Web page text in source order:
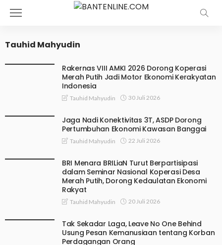
Tauhid Mahyudin
Rakernas VIII AMKI 2026 Dorong Koperasi
Merah Putih Jadi Motor Ekonomi Kerakyatan
Indonesia
Tauhid Mahyudin 30 Juli 2026
Jaga Nadi Konektivitas 3T, ASDP Dorong
Pertumbuhan Ekonomi Kawasan Banggai
Tauhid Mahyudin 22 Juli 2026
BRI Menara BRILiaN Turut Berpartisipasi
dalam Seminar Nasional Koperasi Desa
Merah Putih, Dorong Kedaulatan Ekonomi
Rakyat
Tauhid Mahyudin 20 Juli 2026
Tak Sekadar Laga, Leave No One Behind
Usung Pesan Kemanusiaan tentang Korban
Perdagangan Orang